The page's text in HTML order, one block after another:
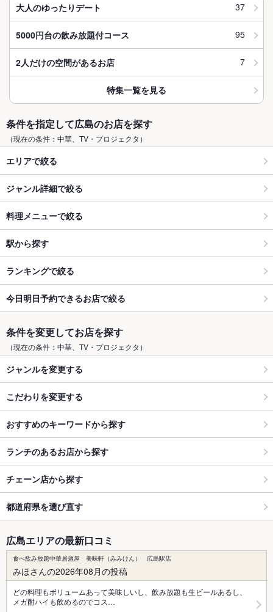
大人のゆったりデート 37
5000円台の飲み放題付コース 95
2人だけの空間があるお店 7
特集一覧を見る
条件を指定して広島のお店を探す
（現在の条件：中華、TV・プロジェクタ）
エリアで絞る
ジャンル詳細で絞る
料理メニューで絞る
駅から探す
ランキングで絞る
今日明日予約できるお店で絞る
条件を変更してお店を探す
（現在の条件：中華、TV・プロジェクタ）
ジャンルを変更する
こだわりを変更する
おすすめのキーワードから探す
ランチのあるお店から探す
チェーン店から探す
都道府県を選び直す
広島エリアの最新口コミ
食べ飲み放題中華居酒屋 美味軒（みみけん） 広島駅店
みほさんの2026年08月の投稿
どの料理もボリュームあって美味しいし、飲み放題も生ビールあるし、
メガ酎ハイも飲めるのでコス…